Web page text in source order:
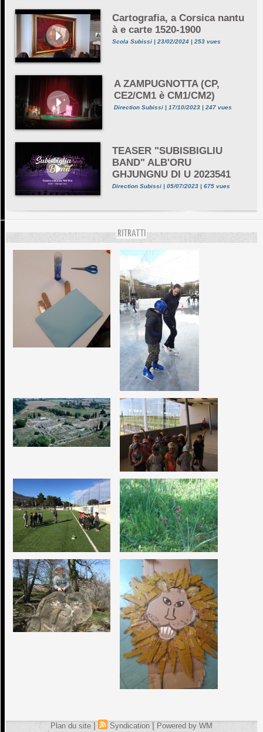
Cartografia, a Corsica nantu
à e carte 1520-1900
Scola Subissi | 23/02/2024 | 253 vues
A ZAMPUGNOTTA (CP,
CE2/CM1 è CM1/CM2)
Direction Subissi | 17/10/2023 | 247 vues
TEASER "SUBISBIGLIU
BAND" ALB'ORU
GHJUNGNU DI U 2023541
Direction Subissi | 05/07/2023 | 675 vues
RITRATTI
Plan du site | Syndication | Powered by WM